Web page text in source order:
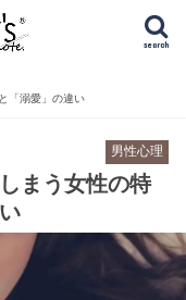
search
「溺愛」の違い
男性心理
まう女性の特